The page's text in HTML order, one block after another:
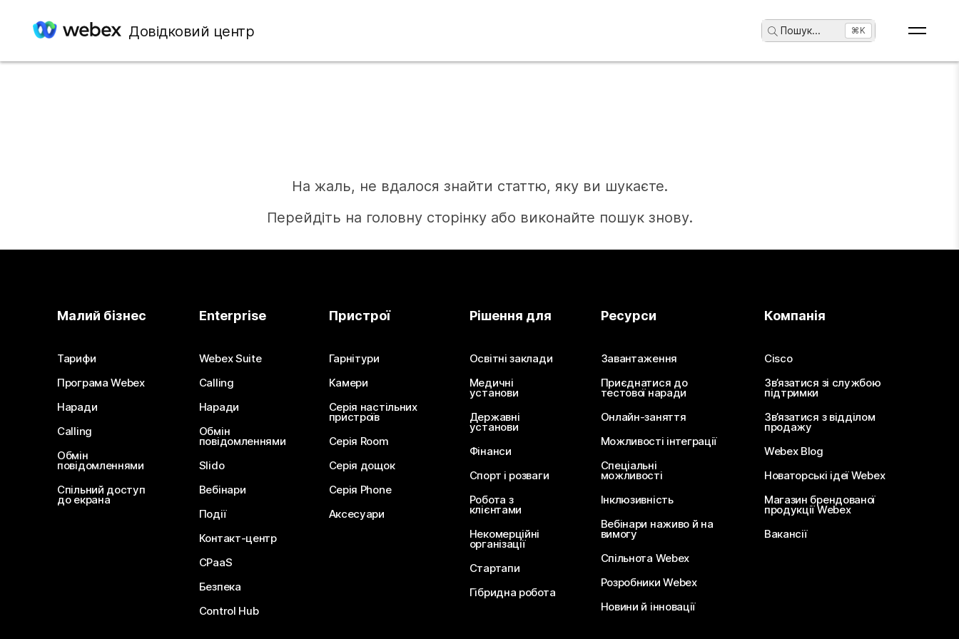
Довідковий центр Пошук... ⌘K
На жаль, не вдалося знайти статтю, яку ви шукаєте.
Перейдіть на головну сторінку або виконайте пошук знову.
Потрібна відповідь?
Надішліть запитання
Малий бізнес
Тарифи
Програма Webex
Наради
Calling
Обмін
повідомленнями
Спільний доступ
до екрана
Enterprise
Webex Suite
Calling
Наради
Обмін
повідомленнями
Slido
Вебінари
Події
Контакт-центр
CPaaS
Безпека
Control Hub
Пристрої
Гарнітури
Камери
Серія настільних
пристроїв
Серія Room
Серія дощок
Серія Phone
Аксесуари
Рішення для
Освітні заклади
Медичні
установи
Державні
установи
Фінанси
Спорт і розваги
Робота з
клієнтами
Некомерційні
організації
Стартапи
Гібридна робота
Ресурси
Завантаження
Приєднатися до
тестової наради
Онлайн-заняття
Можливості інтеграції
Спеціальні
можливості
Інклюзивність
Вебінари наживо й на
вимогу
Спільнота Webex
Розробники Webex
Новини й інновації
Компанія
Cisco
Зв’язатися зі службою
підтримки
Зв’язатися з відділом
продажу
Webex Blog
Новаторські ідеї Webex
Магазин брендованої
продукції Webex
Вакансії